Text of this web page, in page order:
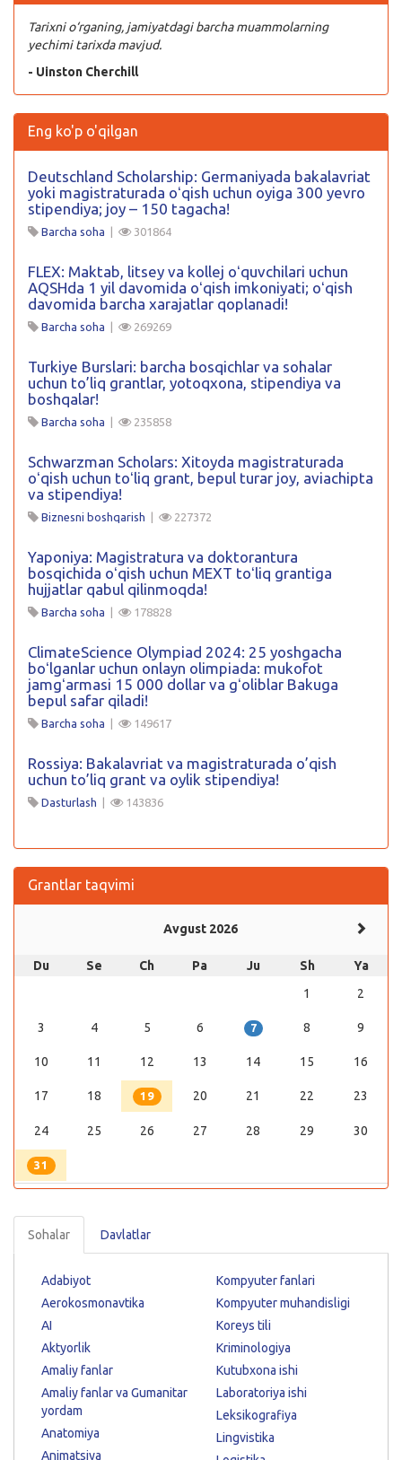
Tarixni o‘rganing, jamiyatdagi barcha muammolarning
yechimi tarixda mavjud.
- Uinston Cherchill
Eng ko'p o'qilgan
Deutschland Scholarship: Germaniyada bakalavriat
yoki magistraturada oʻqish uchun oyiga 300 yevro
stipendiya; joy – 150 tagacha!
Barcha soha | 301864
FLEX: Maktab, litsey va kollej oʻquvchilari uchun
AQSHda 1 yil davomida oʻqish imkoniyati; oʻqish
davomida barcha xarajatlar qoplanadi!
Barcha soha | 269269
Turkiye Burslari: barcha bosqichlar va sohalar
uchun to’liq grantlar, yotoqxona, stipendiya va
boshqalar!
Barcha soha | 235858
Schwarzman Scholars: Xitoyda magistraturada
oʻqish uchun toʻliq grant, bepul turar joy, aviachipta
va stipendiya!
Biznesni boshqarish | 227372
Yaponiya: Magistratura va doktorantura
bosqichida oʻqish uchun MEXT toʻliq grantiga
hujjatlar qabul qilinmoqda!
Barcha soha | 178828
ClimateScience Olympiad 2024: 25 yoshgacha
boʻlganlar uchun onlayn olimpiada: mukofot
jamgʻarmasi 15 000 dollar va gʻoliblar Bakuga
bepul safar qiladi!
Barcha soha | 149617
Rossiya: Bakalavriat va magistraturada o’qish
uchun to’liq grant va oylik stipendiya!
Dasturlash | 143836
Grantlar taqvimi
Avgust 2026
Du Se Ch Pa Ju Sh
Ya
1
2
3 4 5 6 7 8 9
10 11 12 13 14 15 16
17 18 19 20 21 22 23
24 25 26 27 28 29 30
31
Sohalar Davlatlar
Adabiyot
Aerokosmonavtika
AI
Aktyorlik
Amaliy fanlar
Amaliy fanlar va Gumanitar
yordam
Anatomiya
Animatsiya
Kompyuter fanlari
Kompyuter muhandisligi
Koreys tili
Kriminologiya
Kutubxona ishi
Laboratoriya ishi
Leksikografiya
Lingvistika